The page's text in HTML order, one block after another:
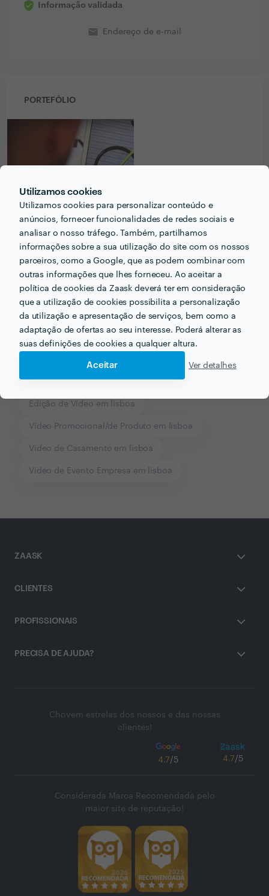
Utilizamos cookies
Utilizamos cookies para personalizar conteúdo e
anúncios, fornecer funcionalidades de redes sociais e
analisar o nosso tráfego. Também, partilhamos
informações sobre a sua utilização do site com os nossos
parceiros, como a Google, que as podem combinar com
outras informações que lhes forneceu. Ao aceitar a
política de cookies da Zaask deverá ter em consideração
que a utilização de cookies possibilita a personalização
da utilização e apresentação de serviços, bem como a
adaptação de ofertas ao seu interesse. Poderá alterar as
suas definições de cookies a qualquer altura.
Aceitar Ver detalhes
Informação validada
email Endereço de e-mail
PORTEFÓLIO
Receba várias propostas de profissionais como
Sebastián Crocco
em poucas horas.
Outros serviços proporcionados por Sebastián Crocco
Edição de Vídeo em lisboa
Vídeo Promocional/de Produto em lisboa
Video de Casamento em lisboa
Vídeo de Evento Empresa em lisboa
ZAASK
CLIENTES
PROFISSIONAIS
PRECISA DE AJUDA?
Chovem estrelas dos nossos e das nossas
clientes!
4.7/5 4.7/5
Considerada Marca Recomendada pelo
maior site de reputação!